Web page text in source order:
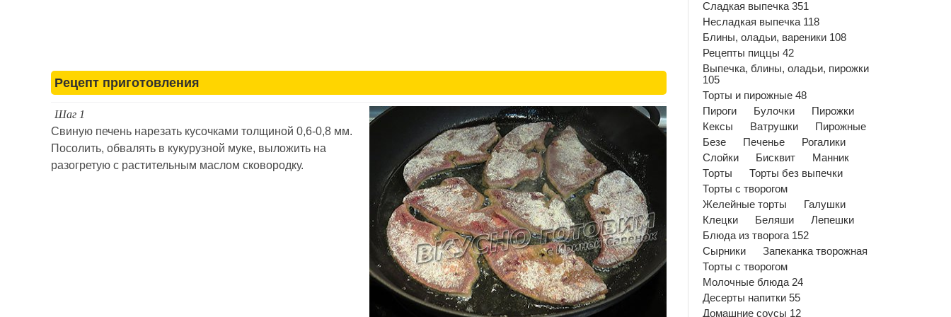
Рецепт приготовления
Шаг 1
Свиную печень нарезать кусочками толщиной 0,6-0,8 мм.
Посолить, обвалять в кукурузной муке, выложить на
разогретую с растительным маслом сковородку.
Сладкая выпечка 351
Несладкая выпечка 118
Блины, оладьи, вареники 108
Рецепты пиццы 42
Выпечка, блины, оладьи, пирожки
105
Торты и пирожные 48
Пироги
Булочки
Пирожки
Кексы
Ватрушки
Пирожные
Безе
Печенье
Рогалики
Слойки
Бисквит
Манник
Торты
Торты без выпечки
Торты с творогом
Желейные торты
Галушки
Клецки
Беляши
Лепешки
Блюда из творога 152
Сырники
Запеканка творожная
Торты с творогом
Молочные блюда 24
Десерты напитки 55
Домашние соусы 12